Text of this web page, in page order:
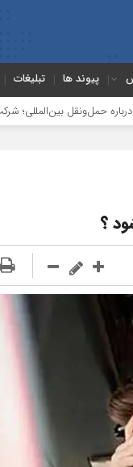
پیوند ها تبلیغات
شرکت‌ها زیر فشار
؟